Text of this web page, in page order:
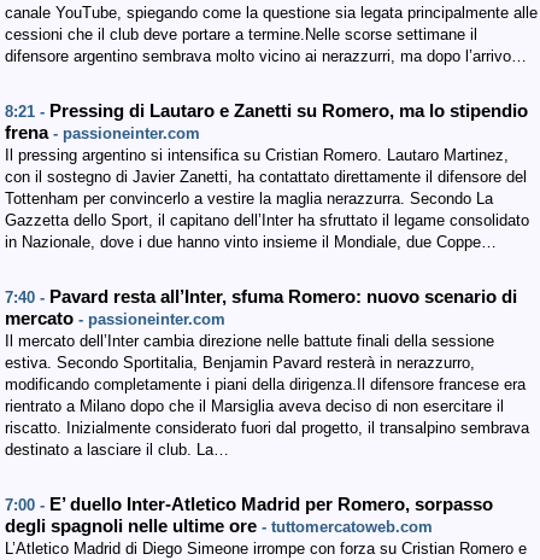
canale YouTube, spiegando come la questione sia legata principalmente alle
cessioni che il club deve portare a termine.Nelle scorse settimane il
difensore argentino sembrava molto vicino ai nerazzurri, ma dopo l’arrivo…
8:21 - Pressing di Lautaro e Zanetti su Romero, ma lo stipendio
frena - passioneinter.com
Il pressing argentino si intensifica su Cristian Romero. Lautaro Martinez,
con il sostegno di Javier Zanetti, ha contattato direttamente il difensore del
Tottenham per convincerlo a vestire la maglia nerazzurra. Secondo La
Gazzetta dello Sport, il capitano dell’Inter ha sfruttato il legame consolidato
in Nazionale, dove i due hanno vinto insieme il Mondiale, due Coppe…
7:40 - Pavard resta all’Inter, sfuma Romero: nuovo scenario di
mercato - passioneinter.com
Il mercato dell’Inter cambia direzione nelle battute finali della sessione
estiva. Secondo Sportitalia, Benjamin Pavard resterà in nerazzurro,
modificando completamente i piani della dirigenza.Il difensore francese era
rientrato a Milano dopo che il Marsiglia aveva deciso di non esercitare il
riscatto. Inizialmente considerato fuori dal progetto, il transalpino sembrava
destinato a lasciare il club. La…
7:00 - E’ duello Inter-Atletico Madrid per Romero, sorpasso
degli spagnoli nelle ultime ore - tuttomercatoweb.com
L’Atletico Madrid di Diego Simeone irrompe con forza su Cristian Romero e